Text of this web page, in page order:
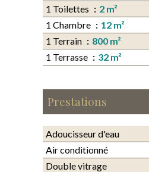
1 Toilettes
2 m²
1 Chambre
12 m²
1 Terrain
800 m²
1 Terrasse
32 m²
Prestations
Adoucisseur d'eau
Air conditionné
Double vitrage